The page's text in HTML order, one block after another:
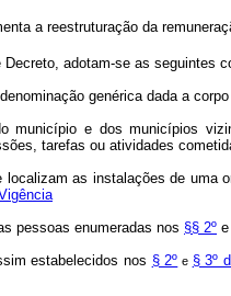
a reestruturação da
adotam-se as seguintes
genérica dada a
município e dos municípios
tarefas ou atividades
localizam as instalações de
pessoas enumeradas nos §§ 2º e
estabelecidos nos § 2º e § 3º